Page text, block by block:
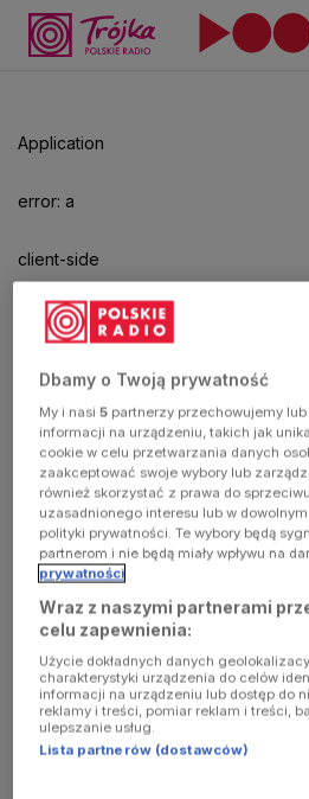
Application
error: a
client-side
exception
has
occurred
(see the
browser
console for
more
information)
aby
odtwarzać.
Dbamy o Twoją prywatność
My i nasi5 partnerzy przechowujemy
informacji na urządzeniu, takich jak
cookie w celu przetwarzania danych
zaakceptować swoje wybory lub
również skorzystać z prawa do
uzasadnionego interesu lub w
polityki prywatności. Te wybory będą
partnerom i nie będą miały wpływu na
prywatności
Wraz z naszymi partnerami
celu zapewnienia:
Użycie dokładnych danych
charakterystyki urządzenia do celów
informacji na urządzeniu lub dostęp do
reklamy i treści, pomiar reklam i treści,
ulepszanie usług.
Lista partnerów (dostawców)